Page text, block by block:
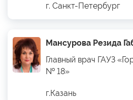
г. Санкт-Петербург
Мансурова Резида
Главный врач ГАУЗ
№ 18»
г.Казань